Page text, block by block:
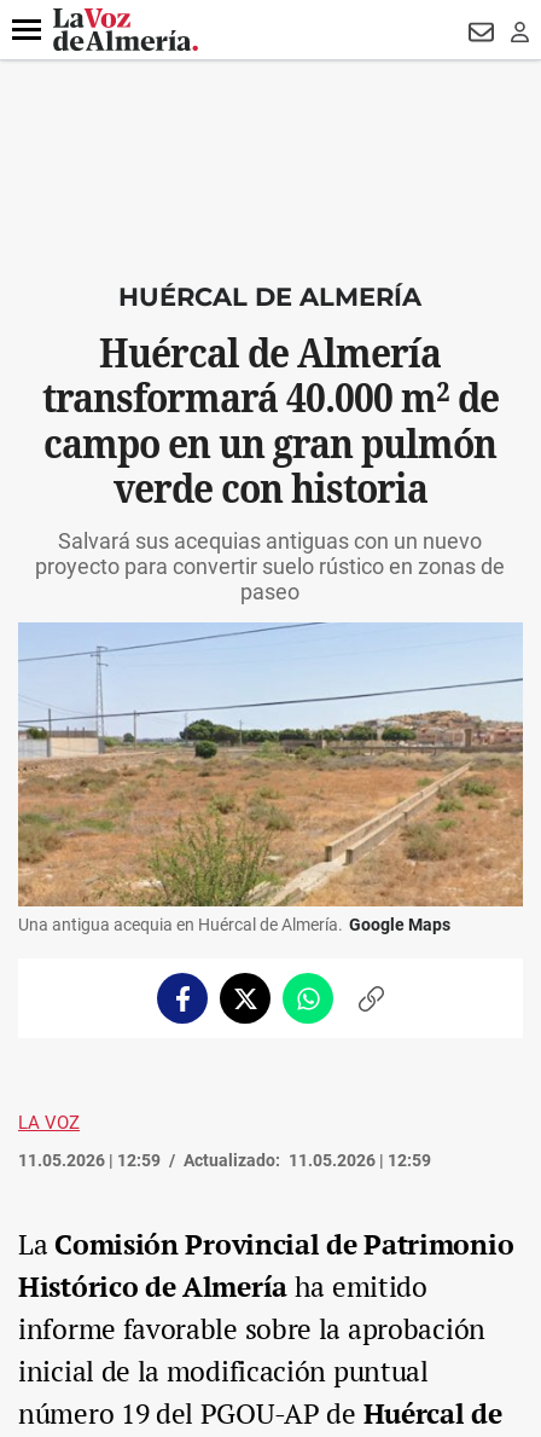
DESTACADO
Menú
HUÉRCAL DE ALMERÍA
Huércal de Almería
transformará 40.000 m² de
campo en un gran pulmón
verde con historia
Salvará sus acequias antiguas con un nuevo
proyecto para convertir suelo rústico en zonas de
paseo
Una antigua acequia en Huércal de Almería. Google Maps
FacebookTwitterWhatsappCopiar
LA VOZ
11.05.2026 | 12:59 Actualizado: 11.05.2026 | 12:59
La Comisión Provincial de Patrimonio
Histórico de Almeríaha emitido
informe favorable sobre la aprobación
inicial de la modificación puntual
número 19 del PGOU-AP de Huércal de